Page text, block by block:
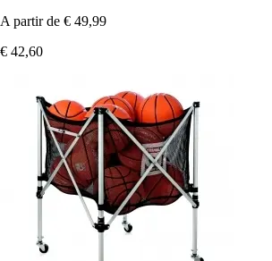
A partir de € 49,99
€ 42,60